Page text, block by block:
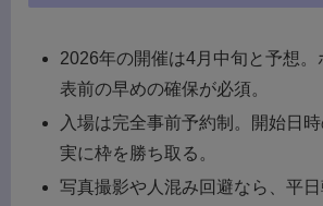
2026年の開催は4月中旬と予想。
表前の早めの確保が必須。
入場は完全事前予約制。開始日
実に枠を勝ち取る。
写真撮影や人混み回避なら、平